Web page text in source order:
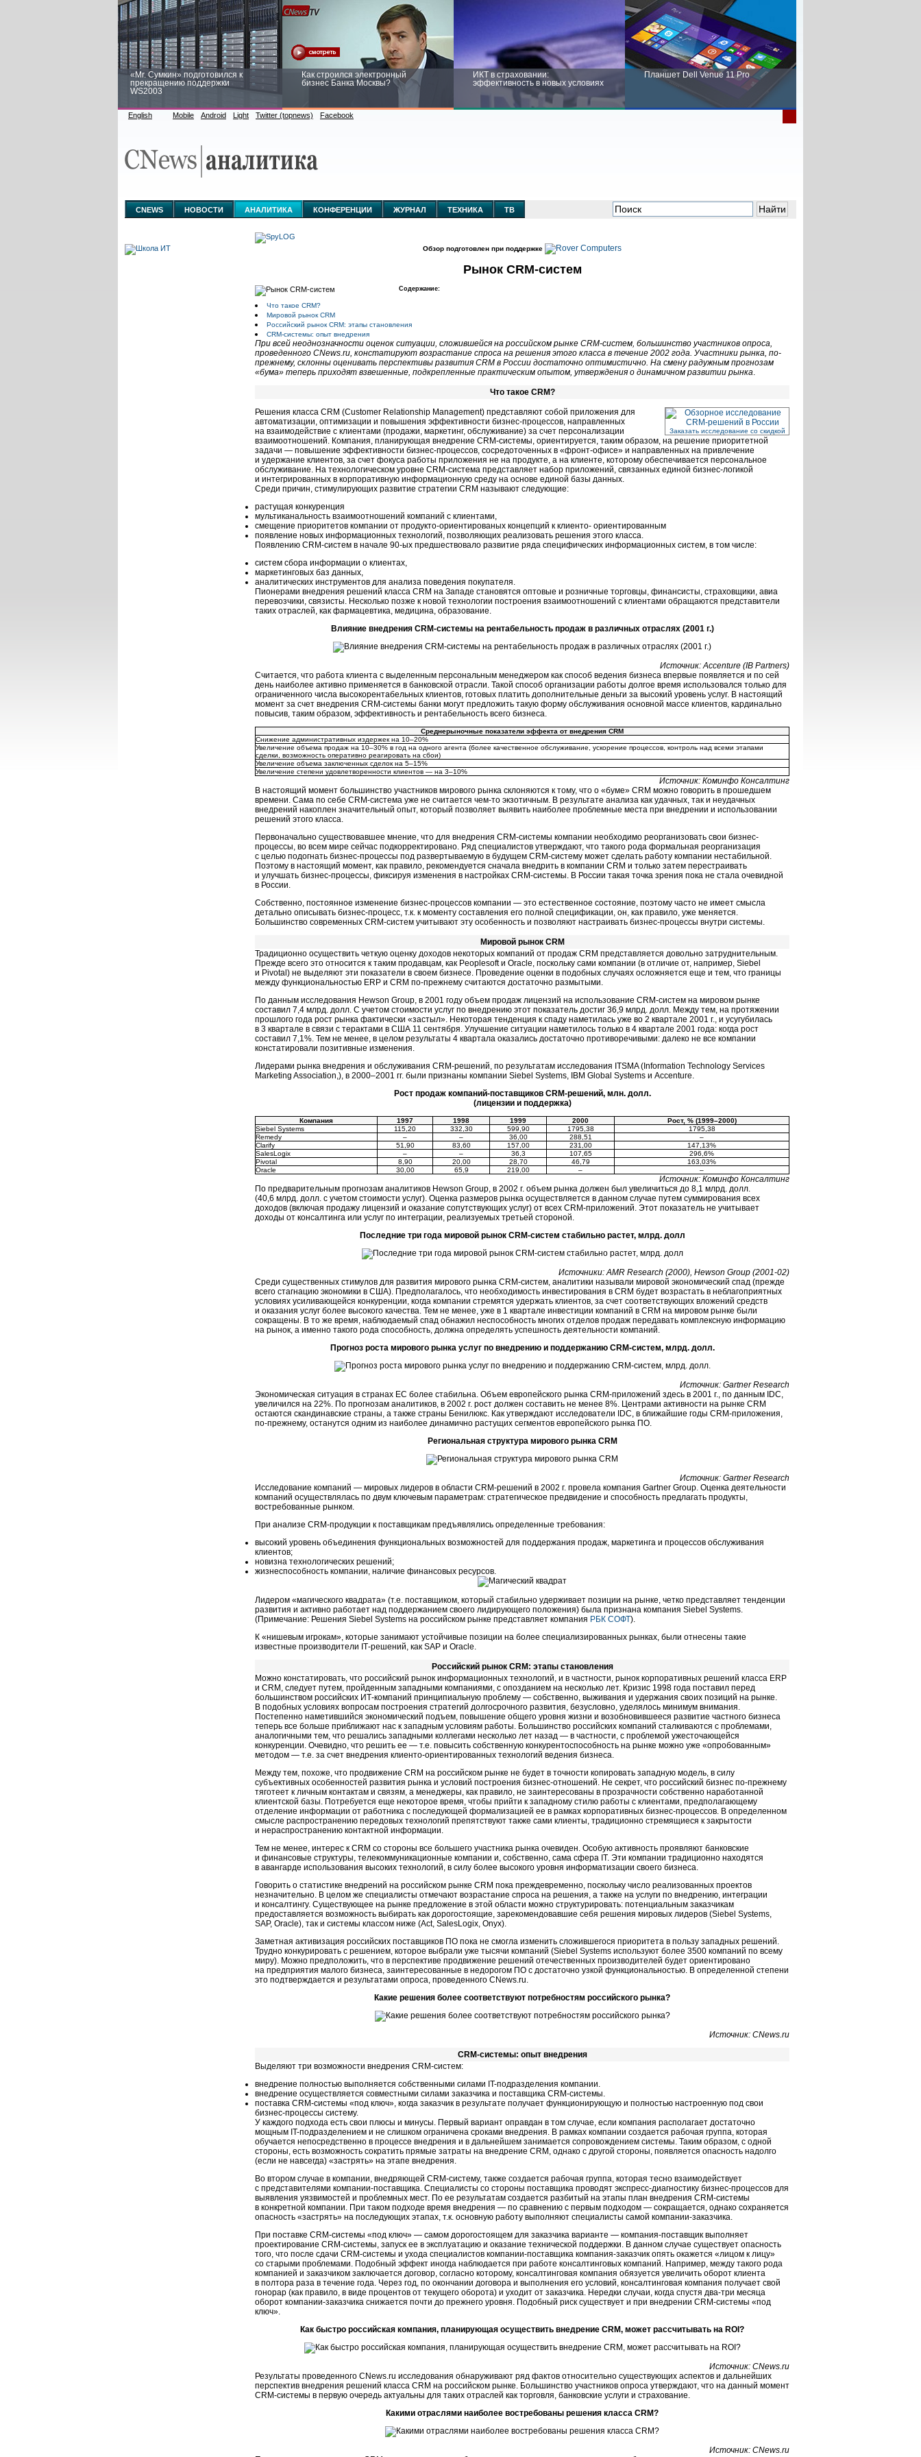
«Mr. Сумкин» подготовился к
прекращению поддержки
WS2003
Как строился электронный
бизнес Банка Москвы?
ИКТ в страховании:
эффективность в новых условиях
Планшет Dell Venue 11 Pro
аналитике
новых условиях
English Mobile Android Light Twitter (topnews) Facebook
CNEWS НОВОСТИ АНАЛИТИКА КОНФЕРЕНЦИИ ЖУРНАЛ ТЕХНИКА ТВ
Обзор подготовлен при поддержке
Рынок CRM-систем
Содержание:
Что такое CRM?
Мировой рынок CRM
Российский рынок CRM: этапы становления
CRM-системы: опыт внедрения
При всей неоднозначности оценок ситуации, сложившейся на российском рынке CRM-систем, большинство участников опроса,
проведенного CNews.ru, констатируют возрастание спроса на решения этого класса в течение 2002 года. Участники рынка, по-
прежнему, склонны оценивать перспективы развития CRM в России достаточно оптимистично. На смену радужным прогнозам
«бума» теперь приходят взвешенные, подкрепленные практическим опытом, утверждения о динамичном развитии рынка.
Что такое CRM?
Заказать исследование со скидкой
Решения класса CRM (Customer Relationship Management) представляют собой приложения для
автоматизации, оптимизации и повышения эффективности бизнес-процессов, направленных
на взаимодействие с клиентами (продажи, маркетинг, обслуживание) за счет персонализации
взаимоотношений. Компания, планирующая внедрение CRM-системы, ориентируется, таким образом, на решение приоритетной
задачи — повышение эффективности бизнес-процессов, сосредоточенных в «фронт-офисе» и направленных на привлечение
и удержание клиентов, за счет фокуса работы приложения не на продукте, а на клиенте, которому обеспечивается персональное
обслуживание. На технологическом уровне CRM-система представляет набор приложений, связанных единой бизнес-логикой
и интегрированных в корпоративную информационную среду на основе единой базы данных.
Среди причин, стимулирующих развитие стратегии CRM называют следующие:
растущая конкуренция
мультиканальность взаимоотношений компаний с клиентами,
смещение приоритетов компании от продукто-ориентированых концепций к клиенто- ориентированным
появление новых информационных технологий, позволяющих реализовать решения этого класса.
Появлению CRM-систем в начале 90-ых предшествовало развитие ряда специфических информационных систем, в том числе:
систем сбора информации о клиентах,
маркетинговых баз данных,
аналитических инструментов для анализа поведения покупателя.
Пионерами внедрения решений класса CRM на Западе становятся оптовые и розничные торговцы, финансисты, страховщики, авиа
перевозчики, связисты. Несколько позже к новой технологии построения взаимоотношений с клиентами обращаются представители
таких отраслей, как фармацевтика, медицина, образование.
Влияние внедрения CRM-системы на рентабельность продаж в различных отраслях (2001 г.)
Источник: Accenture (IB Partners)
Считается, что работа клиента с выделенным персональным менеджером как способ ведения бизнеса впервые появляется и по сей
день наиболее активно применяется в банковской отрасли. Такой способ организации работы долгое время использовался только для
ограниченного числа высокорентабельных клиентов, готовых платить дополнительные деньги за высокий уровень услуг. В настоящий
момент за счет внедрения CRM-системы банки могут предложить такую форму обслуживания основной массе клиентов, кардинально
повысив, таким образом, эффективность и рентабельность всего бизнеса.
Среднерыночные показатели эффекта от внедрения CRM
Снижение административных издержек на 10–20%
Увеличение объема продаж на 10–30% в год на одного агента (более качественное обслуживание, ускорение процессов, контроль над всеми этапами
сделки, возможность оперативно реагировать на сбои)
Увеличение объема заключенных сделок на 5–15%
Увеличение степени удовлетворенности клиентов — на 3–10%
Источник: Коминфо Консалтинг
В настоящий момент большинство участников мирового рынка склоняются к тому, что о «буме» CRM можно говорить в прошедшем
времени. Сама по себе CRM-система уже не считается чем-то экзотичным. В результате анализа как удачных, так и неудачных
внедрений накоплен значительный опыт, который позволяет выявить наиболее проблемные места при внедрении и использовании
решений этого класса.
Первоначально существовавшее мнение, что для внедрения CRM-системы компании необходимо реорганизовать свои бизнес-
процессы, во всем мире сейчас подкорректировано. Ряд специалистов утверждают, что такого рода формальная реорганизация
с целью подогнать бизнес-процессы под развертываемую в будущем CRM-систему может сделать работу компании нестабильной.
Поэтому в настоящий момент, как правило, рекомендуется сначала внедрить в компании CRM и только затем перестраивать
и улучшать бизнес-процессы, фиксируя изменения в настройках CRM-системы. В России такая точка зрения пока не стала очевидной
в России.
Собственно, постоянное изменение бизнес-процессов компании — это естественное состояние, поэтому часто не имеет смысла
детально описывать бизнес-процесс, т.к. к моменту составления его полной спецификации, он, как правило, уже меняется.
Большинство современных CRM-систем учитывают эту особенность и позволяют настраивать бизнес-процессы внутри системы.
Мировой рынок CRM
Традиционно осуществить четкую оценку доходов некоторых компаний от продаж CRM представляется довольно затруднительным.
Прежде всего это относится к таким продавцам, как Peoplesoft и Oracle, поскольку сами компании (в отличие от, например, Siebel
и Pivotal) не выделяют эти показатели в своем бизнесе. Проведение оценки в подобных случаях осложняется еще и тем, что границы
между функциональностью ERP и CRM по-прежнему считаются достаточно размытыми.
По данным исследования Hewson Group, в 2001 году объем продаж лицензий на использование CRM-систем на мировом рынке
составил 7,4 млрд. долл. С учетом стоимости услуг по внедрению этот показатель достиг 36,9 млрд. долл. Между тем, на протяжении
прошлого года рост рынка фактически «застыл». Некоторая тенденция к спаду наметилась уже во 2 квартале 2001 г., и усугубилась
в 3 квартале в связи с терактами в США 11 сентября. Улучшение ситуации наметилось только в 4 квартале 2001 года: когда рост
составил 7,1%. Тем не менее, в целом результаты 4 квартала оказались достаточно противоречивыми: далеко не все компании
констатировали позитивные изменения.
Лидерами рынка внедрения и обслуживания CRM-решений, по результатам исследования ITSMA (Information Technology Services
Marketing Association,), в 2000–2001 гг. были признаны компании Siebel Systems, IBM Global Systems и Accenture.
Рост продаж компаний-поставщиков CRM-решений, млн. долл.
(лицензии и поддержка)
Компания 1997 1998 1999 2000 Рост, % (1999–2000)
Siebel Systems
115,20 332,30 599,90 1795,38
1795,38
Remedy
– – 36,00 288,51
–
Clarify
51,90 83,60 157,00 231,00
147,13%
SalesLogix
– – 36,3 107,65
296,6%
Pivotal
8,90 20,00 28,70 46,79
163,03%
Oracle
30,00 65,9 219,00 – –
Источник: Коминфо Консалтинг
По предварительным прогнозам аналитиков Hewson Group, в 2002 г. объем рынка должен был увеличиться до 8,1 млрд. долл.
(40,6 млрд. долл. с учетом стоимости услуг). Оценка размеров рынка осуществляется в данном случае путем суммирования всех
доходов (включая продажу лицензий и оказание сопутствующих услуг) от всех CRM-приложений. Этот показатель не учитывает
доходы от консалтинга или услуг по интеграции, реализуемых третьей стороной.
Последние три года мировой рынок CRM-систем стабильно растет, млрд. долл
Источники: AMR Research (2000), Hewson Group (2001-02)
Среди существенных стимулов для развития мирового рынка CRM-систем, аналитики называли мировой экономический спад (прежде
всего стагнацию экономики в США). Предполагалось, что необходимость инвестирования в CRM будет возрастать в неблагоприятных
условиях усиливающейся конкуренции, когда компании стремятся удержать клиентов, за счет соответствующих вложений средств
и оказания услуг более высокого качества. Тем не менее, уже в 1 квартале инвестиции компаний в CRM на мировом рынке были
сокращены. В то же время, наблюдаемый спад обнажил неспособность многих отделов продаж передавать комплексную информацию
на рынок, а именно такого рода способность, должна определять успешность деятельности компаний.
Прогноз роста мирового рынка услуг по внедрению и поддержанию CRM-систем, млрд. долл.
Источник: Gartner Research
Экономическая ситуация в странах ЕС более стабильна. Объем европейского рынка CRM-приложений здесь в 2001 г., по данным IDC,
увеличился на 22%. По прогнозам аналитиков, в 2002 г. рост должен составить не менее 8%. Центрами активности на рынке CRM
остаются скандинавские страны, а также страны Бенилюкс. Как утверждают исследователи IDC, в ближайшие годы CRM-приложения,
по-прежнему, останутся одним из наиболее динамично растущих сегментов европейского рынка ПО.
Региональная структура мирового рынка CRM
Источник: Gartner Research
Исследование компаний — мировых лидеров в области CRM-решений в 2002 г. провела компания Gartner Group. Оценка деятельности
компаний осуществлялась по двум ключевым параметрам: стратегическое предвидение и способность предлагать продукты,
востребованные рынком.
При анализе CRM-продукции к поставщикам предъявлялись определенные требования:
высокий уровень объединения функциональных возможностей для поддержания продаж, маркетинга и процессов обслуживания
клиентов;
новизна технологических решений;
жизнеспособность компании, наличие финансовых ресурсов.
Лидером «магического квадрата» (т.е. поставщиком, который стабильно удерживает позиции на рынке, четко представляет тенденции
развития и активно работает над поддержанием своего лидирующего положения) была признана компания Siеbel Systems.
(Примечание: Решения Siеbel Systems на российском рынке представляет компания РБК СОФТ).
К «нишевым игрокам», которые занимают устойчивые позиции на более специализированных рынках, были отнесены такие
известные производители IТ-решений, как SAP и Oracle.
Российский рынок CRM: этапы становления
Можно констатировать, что российский рынок информационных технологий, и в частности, рынок корпоративных решений класса ERP
и CRM, следует путем, пройденным западными компаниями, с опозданием на несколько лет. Кризис 1998 года поставил перед
большинством российских ИТ-компаний принципиальную проблему — собственно, выживания и удержания своих позиций на рынке.
В подобных условиях вопросам построения стратегий долгосрочного развития, безусловно, уделялось минимум внимания.
Постепенно наметившийся экономический подъем, повышение общего уровня жизни и возобновившееся развитие частного бизнеса
теперь все больше приближают нас к западным условиям работы. Большинство российских компаний сталкиваются с проблемами,
аналогичными тем, что решались западными коллегами несколько лет назад — в частности, с проблемой ужесточающейся
конкуренции. Очевидно, что решить ее — т.е. повысить собственную конкурентоспособность на рынке можно уже «опробованным»
методом — т.е. за счет внедрения клиенто-ориентированных технологий ведения бизнеса.
Между тем, похоже, что продвижение CRM на российском рынке не будет в точности копировать западную модель, в силу
субъективных особенностей развития рынка и условий построения бизнес-отношений. Не секрет, что российский бизнес по-прежнему
тяготеет к личным контактам и связям, а менеджеры, как правило, не заинтересованы в прозрачности собственно наработанной
клиентской базы. Потребуется еще некоторое время, чтобы прийти к западному стилю работы с клиентами, предполагающему
отделение информации от работника с последующей формализацией ее в рамках корпоративных бизнес-процессов. В определенном
смысле распространению передовых технологий препятствуют также сами клиенты, традиционно стремящиеся к закрытости
и нераспространению контактной информации.
Тем не менее, интерес к CRM со стороны все большего участника рынка очевиден. Особую активность проявляют банковские
и финансовые структуры, телекоммуникационные компании и, собственно, сама сфера IT. Эти компании традиционно находятся
в авангарде использования высоких технологий, в силу более высокого уровня информатизации своего бизнеса.
Говорить о статистике внедрений на российском рынке CRM пока преждевременно, поскольку число реализованных проектов
незначительно. В целом же специалисты отмечают возрастание спроса на решения, а также на услуги по внедрению, интеграции
и консалтингу. Существующее на рынке предложение в этой области можно структурировать: потенциальным заказчикам
предоставляется возможность выбирать как дорогостоящие, зарекомендовавшие себя решения мировых лидеров (Siebel Systems,
SAP, Oracle), так и системы классом ниже (Act, SalesLogix, Onyx).
Заметная активизация российских поставщиков ПО пока не смогла изменить сложившегося приоритета в пользу западных решений.
Трудно конкурировать с решением, которое выбрали уже тысячи компаний (Siebel Systems используют более 3500 компаний по всему
миру). Можно предположить, что в перспективе продвижение решений отечественных производителей будет ориентировано
на предприятия малого бизнеса, заинтересованные в недорогом ПО с достаточно узкой функциональностью. В определенной степени
это подтверждается и результатами опроса, проведенного CNews.ru.
Какие решения более соответствуют потребностям российского рынка?
Источник: CNews.ru
CRM-системы: опыт внедрения
Выделяют три возможности внедрения CRM-систем:
внедрение полностью выполняется собственными силами IT-подразделения компании.
внедрение осуществляется совместными силами заказчика и поставщика CRM-системы.
поставка CRM-системы «под ключ», когда заказчик в результате получает функционирующую и полностью настроенную под свои
бизнес-процессы систему.
У каждого подхода есть свои плюсы и минусы. Первый вариант оправдан в том случае, если компания располагает достаточно
мощным IT-подразделением и не слишком ограничена сроками внедрения. В рамках компании создается рабочая группа, которая
обучается непосредственно в процессе внедрения и в дальнейшем занимается сопровождением системы. Таким образом, с одной
стороны, есть возможность сократить прямые затраты на внедрение CRM, однако с другой стороны, появляется опасность надолго
(если не навсегда) «застрять» на этапе внедрения.
Во втором случае в компании, внедряющей CRM-систему, также создается рабочая группа, которая тесно взаимодействует
с представителями компании-поставщика. Специалисты со стороны поставщика проводят экспресс-диагностику бизнес-процессов для
выявления уязвимостей и проблемных мест. По ее результатам создается разбитый на этапы план внедрения CRM-системы
в конкретной компании. При таком подходе время внедрения — по сравнению с первым подходом — сокращается, однако сохраняется
опасность «застрять» на последующих этапах, т.к. основную работу выполняют специалисты самой компании-заказчика.
При поставке CRM-системы «под ключ» — самом дорогостоящем для заказчика варианте — компания-поставщик выполняет
проектирование CRM-системы, запуск ее в эксплуатацию и оказание технической поддержки. В данном случае существует опасность
того, что после сдачи CRM-системы и ухода специалистов компании-поставщика компания-заказчик опять окажется «лицом к лицу»
со старыми проблемами. Подобный эффект иногда наблюдается при работе консалтинговых компаний. Например, между такого рода
компанией и заказчиком заключается договор, согласно которому, консалтинговая компания обязуется увеличить оборот клиента
в полтора раза в течение года. Через год, по окончании договора и выполнения его условий, консалтинговая компания получает свой
гонорар (как правило, в виде процентов от текущего оборота) и уходит от заказчика. Нередки случаи, когда спустя два-три месяца
оборот компании-заказчика снижается почти до прежнего уровня. Подобный риск существует и при внедрении CRM-системы «под
ключ».
Как быстро российская компания, планирующая осуществить внедрение CRM, может рассчитывать на ROI?
Источник: CNews.ru
Результаты проведенного CNews.ru исследования обнаруживают ряд фактов относительно существующих аспектов и дальнейших
перспектив внедрения решений класса CRM на российском рынке. Большинство участников опроса утверждают, что на данный момент
CRM-системы в первую очередь актуальны для таких отраслей как торговля, банковские услуги и страхование.
Какими отраслями наиболее востребованы решения класса CRM?
Источник: CNews.ru